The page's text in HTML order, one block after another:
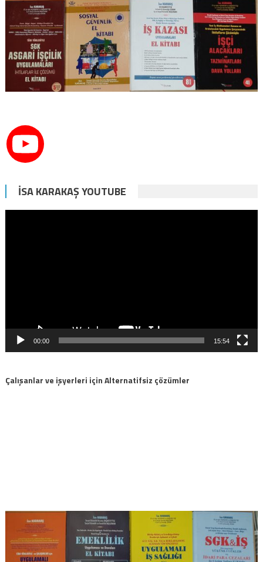
İSA KARAKAŞ YOUTUBE
00:00 15:54
Çalışanlar ve işyerleri için Alternatifsiz çözümler